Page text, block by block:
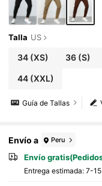
Talla US
34(XS) 36 (S)
44(XXL)
Guía de Tallas
Envío a Peru
Envío
Entrega estimada: 7-